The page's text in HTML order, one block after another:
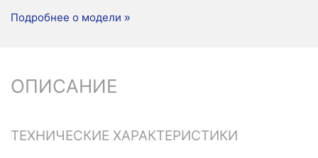
Подробнее о модели »
ОПИСАНИЕ
ТЕХНИЧЕСКИЕ ХАРАКТЕРИСТИКИ